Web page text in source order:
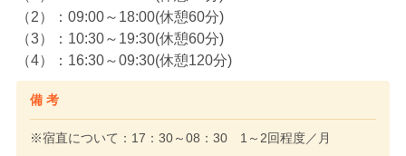
（2）：09:00～18:00(休憩60分)
（3）：10:30～19:30(休憩60分)
（4）：16:30～09:30(休憩120分)
備 考
※宿直について：17：30～08：30 1～2回程度／月